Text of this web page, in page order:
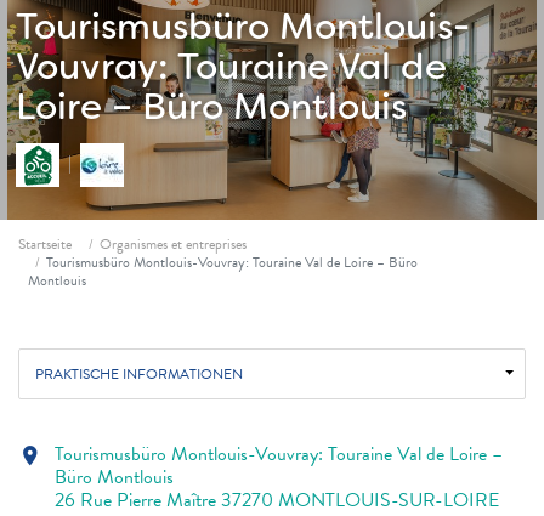
Tourismusbüro Montlouis-
Vouvray: Touraine Val de
Loire – Büro Montlouis
Fil d'ariane
Startseite
Organismes et entreprises
Tourismusbüro Montlouis-Vouvray: Touraine Val de Loire – Büro
Montlouis
PRAKTISCHE INFORMATIONEN
location_on Tourismusbüro Montlouis-Vouvray: Touraine Val de Loire –
Büro Montlouis
26 Rue Pierre Maître 37270 MONTLOUIS-SUR-LOIRE